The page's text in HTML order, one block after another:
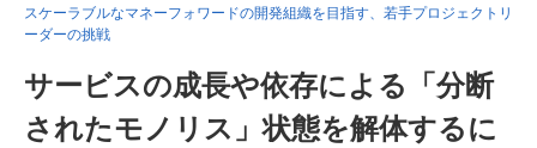
スケーラブルなマネーフォワードの開発組織を目指す、若手プロジェクトリ
ーダーの挑戦
サービスの成長や依存による「分断
されたモノリス」状態を解体するに